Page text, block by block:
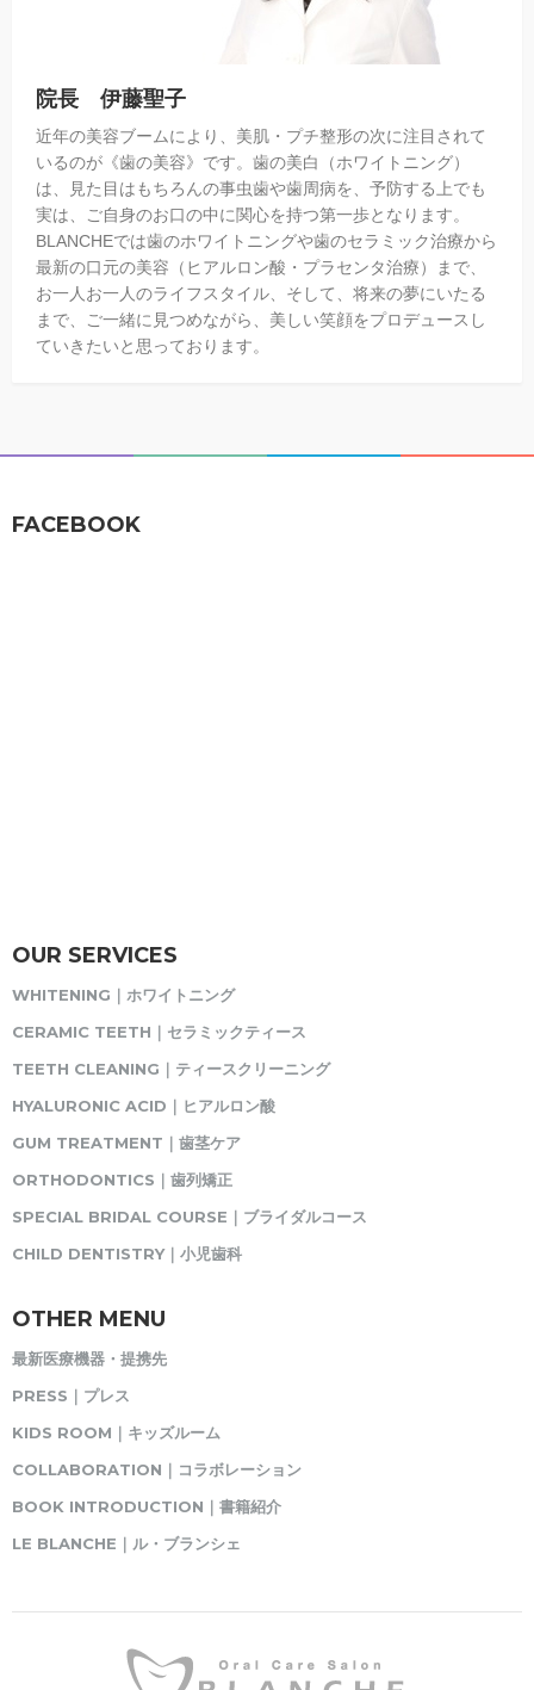
院長 伊藤聖子
近年の美容ブームにより、美肌・プチ整形の次に注目されて
いるのが《歯の美容》です。歯の美白（ホワイトニング）
は、見た目はもちろんの事虫歯や歯周病を、予防する上でも
実は、ご自身のお口の中に関心を持つ第一歩となります。
BLANCHEでは歯のホワイトニングや歯のセラミック治療から
最新の口元の美容（ヒアルロン酸・プラセンタ治療）まで、
お一人お一人のライフスタイル、そして、将来の夢にいたる
まで、ご一緒に見つめながら、美しい笑顔をプロデュースし
ていきたいと思っております。
FACEBOOK
OUR SERVICES
WHITENING｜ホワイトニング
CERAMIC TEETH｜セラミックティース
TEETH CLEANING｜ティースクリーニング
HYALURONIC ACID｜ヒアルロン酸
GUM TREATMENT｜歯茎ケア
ORTHODONTICS｜歯列矯正
SPECIAL BRIDAL COURSE｜ブライダルコース
CHILD DENTISTRY｜小児歯科
OTHER MENU
最新医療機器・提携先
PRESS｜プレス
KIDS ROOM｜キッズルーム
COLLABORATION｜コラボレーション
BOOK INTRODUCTION｜書籍紹介
LE BLANCHE｜ル・ブランシェ